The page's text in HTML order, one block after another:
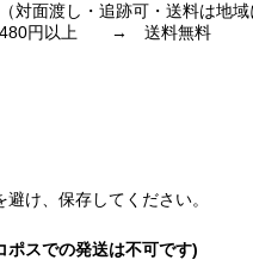
面渡し・追跡可・送料は地
6,480円以上 → 送料無料
け、保存してください。
ポスでの発送は不可です)